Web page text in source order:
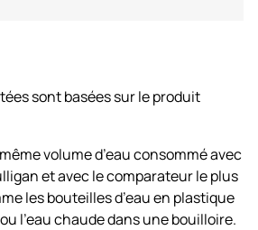
sont basées sur le produit
volume d’eau consommé avec
et avec le comparateur le plus
les bouteilles d’eau en plastique
l’eau chaude dans une bouilloire.